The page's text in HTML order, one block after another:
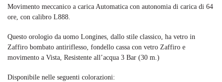
Movimento meccanico a carica Automatica con autonomia di carica di 64
ore, con calibro L888.
Questo orologio da uomo Longines, dallo stile classico, ha vetro in
Zaffiro bombato antiriflesso, fondello cassa con vetro Zaffiro e
movimento a Vista, Resistente all’acqua 3 Bar (30 m.)
Disponibile nelle seguenti colorazioni: